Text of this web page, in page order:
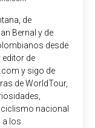
de
Bernal y de
desde
editor de
y sigo de
de WorldTour,
nacional
a los